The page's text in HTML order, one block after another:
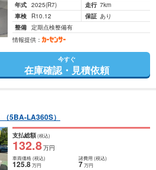
年式 2025(R7) 走行 7km
車検
R10.12 保証 あり
整備 定期点検整備有
情報提供：
今すぐ
在庫確認・見積依頼
（5BA-LA360S）
支払総額(税込)
132.8万円
車両価格(税込)
125.8万円
諸費用 (税込)
7 万円